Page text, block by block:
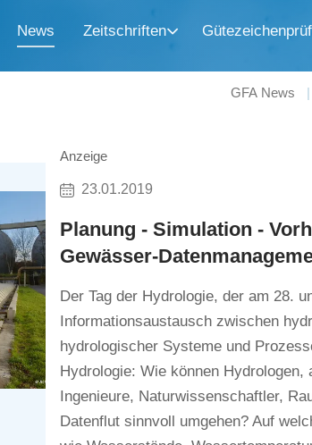
News Zeitschriften
GFA News
Anzeige
23.01.2019
Planung - Simulation -
Gewässer-
Der Tag der Hydrologie, der am 28.
Informationsaustausch zwischen
hydrologischer Systeme und
Hydrologie: Wie können
Ingenieure, Naturwissenschaftler,
Datenflut sinnvoll umgehen? Auf